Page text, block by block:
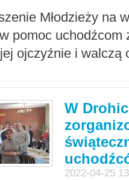
Młodzieży na
pomoc uchodźcom
ojczyźnie i walczą
W
2022-04-25